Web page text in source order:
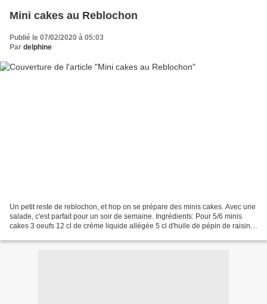
Mini cakes au Reblochon
Publié le 07/02/2020 à 05:03
Par delphine
Un petit reste de reblochon, et hop on se prépare des minis cakes. Avec une
salade, c'est parfait pour un soir de semaine. Ingrédients: Pour 5/6 minis
cakes 3 oeufs 12 cl de crème liquide allégée 5 cl d'huile de pépin de raisin